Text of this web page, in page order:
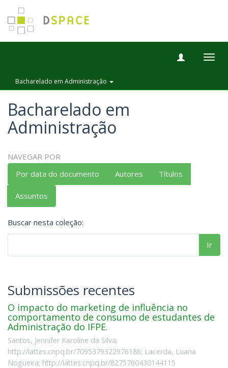
Bacharelado em Administração
Bacharelado em
Administração
NAVEGAR POR
Por data do documento
Autores Títulos
Assuntos
Buscar nesta coleção:
Ir
Submissões recentes
O impacto do marketing de influência no
comportamento de consumo de estudantes de
Administração do IFPE.
Santos, Jennifer Karoline da Silva;
http://lattes.cnpq.br/7095379322976186; Lacerda, Luana
Nogueira; http://lattes.cnpq.br/8275760430144115